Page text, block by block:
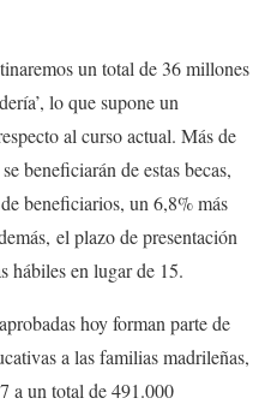
un total de 36 millones
lo que supone un
al curso actual. Más de
beneficiarán de estas becas,
beneficiarios, un 6,8% más
el plazo de presentación
hábiles en lugar de 15.
hoy forman parte de
a las familias madrileñas,
a un total de 491.000